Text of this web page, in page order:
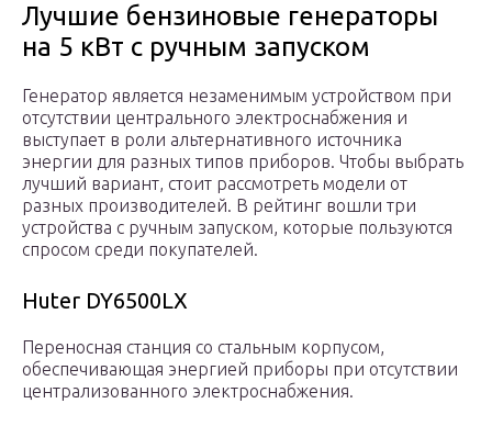
Лучшие бензиновые генераторы
на 5 кВт с ручным запуском
Генератор является незаменимым устройством при
отсутствии центрального электроснабжения и
выступает в роли альтернативного источника
энергии для разных типов приборов. Чтобы выбрать
лучший вариант, стоит рассмотреть модели от
разных производителей. В рейтинг вошли три
устройства с ручным запуском, которые пользуются
спросом среди покупателей.
Huter DY6500LX
Переносная станция со стальным корпусом,
обеспечивающая энергией приборы при отсутствии
централизованного электроснабжения.